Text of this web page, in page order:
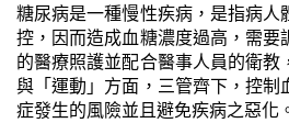
糖尿病是一種慢性疾病，是指病人
控，因而造成血糖濃度過高，需要
的醫療照護並配合醫事人員的衛教
與「運動」方面，三管齊下，控制
症發生的風險並且避免疾病之惡化